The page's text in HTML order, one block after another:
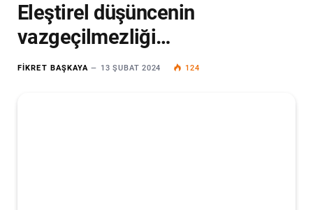
Eleştirel düşüncenin
vazgeçilmezliği…
FIKRET BAŞKAYA 13 ŞUBAT 2024 124